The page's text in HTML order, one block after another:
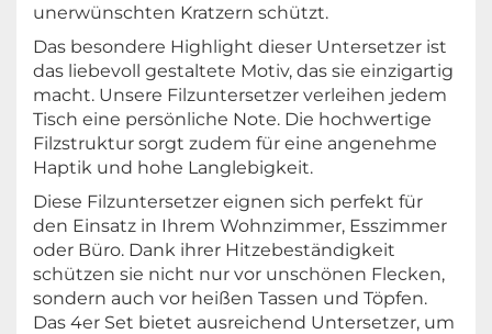
unerwünschten Kratzern schützt.
Das besondere Highlight dieser Untersetzer ist
das liebevoll gestaltete Motiv, das sie einzigartig
macht. Unsere Filzuntersetzer verleihen jedem
Tisch eine persönliche Note. Die hochwertige
Filzstruktur sorgt zudem für eine angenehme
Haptik und hohe Langlebigkeit.
Diese Filzuntersetzer eignen sich perfekt für
den Einsatz in Ihrem Wohnzimmer, Esszimmer
oder Büro. Dank ihrer Hitzebeständigkeit
schützen sie nicht nur vor unschönen Flecken,
sondern auch vor heißen Tassen und Töpfen.
Das 4er Set bietet ausreichend Untersetzer, um